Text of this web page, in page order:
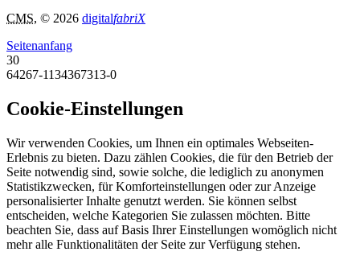
CMS, © 2026 digitalfabriX
Seitenanfang
30
64267-1134367313-0
Cookie-Einstellungen
Wir verwenden Cookies, um Ihnen ein optimales Webseiten-
Erlebnis zu bieten. Dazu zählen Cookies, die für den Betrieb der
Seite notwendig sind, sowie solche, die lediglich zu anonymen
Statistikzwecken, für Komforteinstellungen oder zur Anzeige
personalisierter Inhalte genutzt werden. Sie können selbst
entscheiden, welche Kategorien Sie zulassen möchten. Bitte
beachten Sie, dass auf Basis Ihrer Einstellungen womöglich nicht
mehr alle Funktionalitäten der Seite zur Verfügung stehen.